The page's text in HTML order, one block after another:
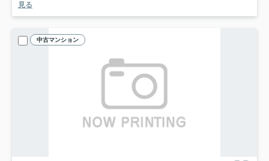
見る
中古マンション